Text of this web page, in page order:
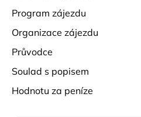
program zájezdu
organizace zájezdu
průvodce
soulad s popisem
hodnotu za peníze